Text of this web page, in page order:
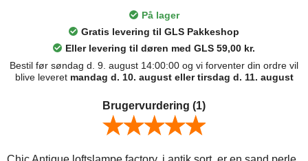
På lager
Gratis levering til GLS Pakkeshop
Eller levering til døren med GLS 59,00 kr.
Bestil før søndag d. 9. august 14:00:00 og vi forventer din ordre vil
blive leveret mandag d. 10. august eller tirsdag d. 11. august
Brugervurdering (1)